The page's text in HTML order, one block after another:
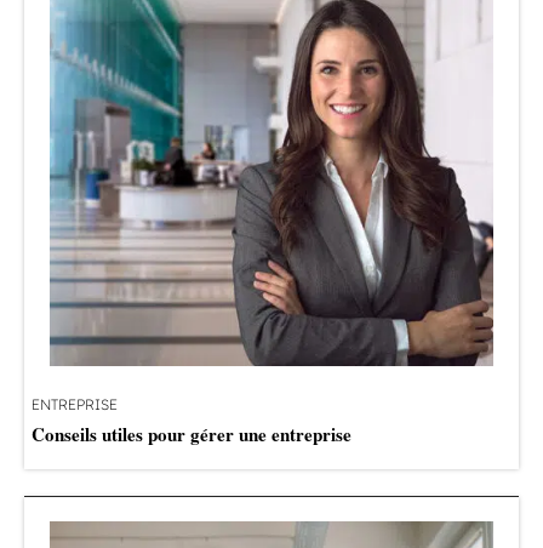
ENTREPRISE
Conseils utiles pour gérer une entreprise